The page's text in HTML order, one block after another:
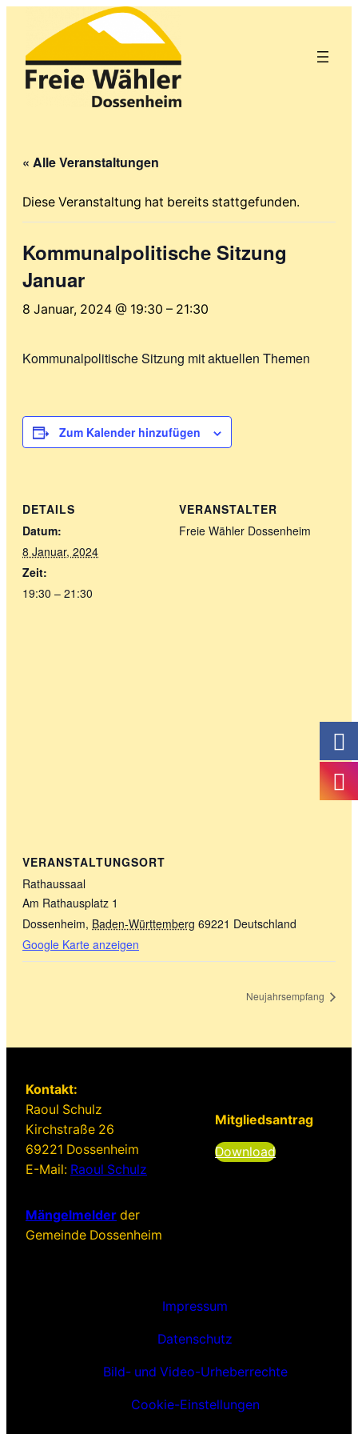
« Alle Veranstaltungen
Diese Veranstaltung hat bereits stattgefunden.
Kommunalpolitische Sitzung
Januar
8 Januar, 2024 @ 19:30 – 21:30
Kommunalpolitische Sitzung mit aktuellen Themen
Zum Kalender hinzufügen
DETAILS
Datum:
8 Januar, 2024
Zeit:
19:30 – 21:30
VERANSTALTER
Freie Wähler Dossenheim
VERANSTALTUNGSORT
Rathaussaal
Am Rathausplatz 1
Dossenheim, Baden-Württemberg 69221 Deutschland
Google Karte anzeigen
Neujahrsempfang
Kontakt:
Raoul Schulz
Kirchstraße 26
69221 Dossenheim
E-Mail: Raoul Schulz
Mitgliedsantrag
Download
Mängelmelder der
Gemeinde Dossenheim
Impressum
Datenschutz
Bild- und Video-Urheberrechte
Cookie-Einstellungen